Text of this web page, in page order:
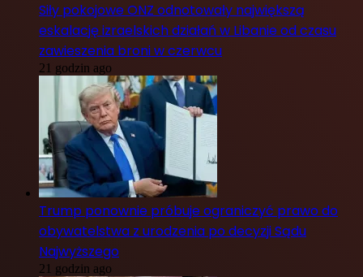
Siły pokojowe ONZ odnotowały największą
eskalację izraelskich działań w Libanie od czasu
zawieszenia broni w czerwcu
21 godzin ago
Trump ponownie próbuje ograniczyć prawo do
obywatelstwa z urodzenia po decyzji Sądu
Najwyższego
21 godzin ago